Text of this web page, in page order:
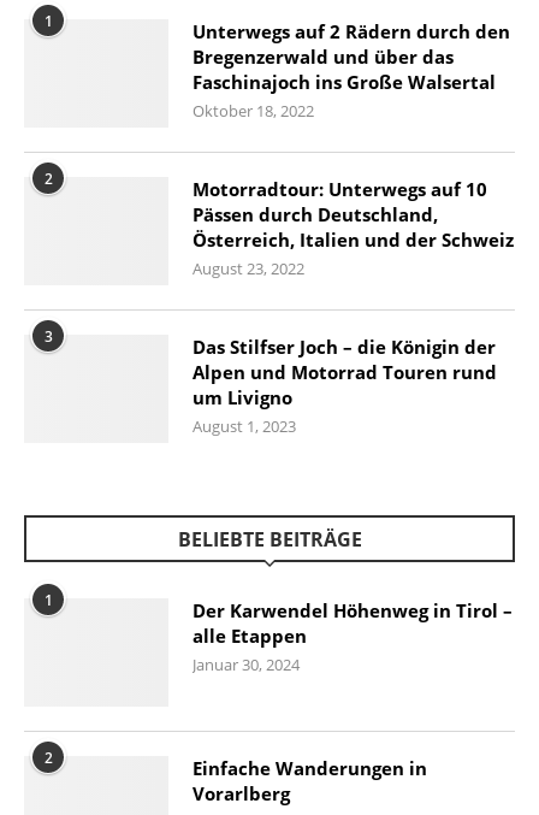
1
Unterwegs auf 2 Rädern durch den
Bregenzerwald und über das
Faschinajoch ins Große Walsertal
Oktober 18, 2022
2
Motorradtour: Unterwegs auf 10
Pässen durch Deutschland,
Österreich, Italien und der Schweiz
August 23, 2022
3
Das Stilfser Joch – die Königin der
Alpen und Motorrad Touren rund
um Livigno
August 1, 2023
BELIEBTE BEITRÄGE
1
Der Karwendel Höhenweg in Tirol –
alle Etappen
Januar 30, 2024
2
Einfache Wanderungen in
Vorarlberg